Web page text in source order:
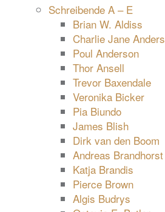
Schreibende A – E
Brian W. Aldiss
Charlie Jane Anders
Poul Anderson
Thor Ansell
Trevor Baxendale
Veronika Bicker
Pia Biundo
James Blish
Dirk van den Boom
Andreas Brandhorst
Katja Brandis
Pierce Brown
Algis Budrys